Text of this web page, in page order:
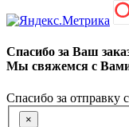
Спасибо за Ваш
Мы свяжемся с
Спасибо за отправку
×